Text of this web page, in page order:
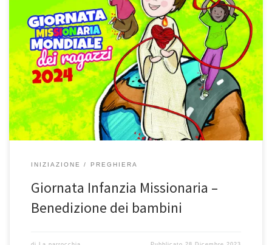
Il Giorno dell’Epifania alle 15.00 una preghiera di benedizione per
tutti i bambini. Invitiamo le famiglie di tutti i battezzati degli ultimi
tre anni. Il tema del 2023 – 2024: “Cuori ardenti, piedi in cammino”
Missio Ragazzi, per questo anno pastorale, invita tutti a scoprire,
nel cammino sinodale della Chiesa […]
INIZIAZIONE PREGHIERA
Giornata Infanzia Missionaria –
Benedizione dei bambini